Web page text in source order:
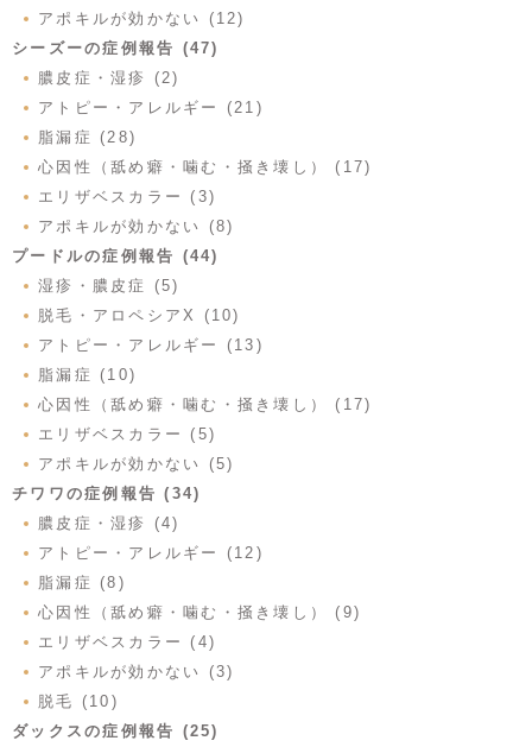
アポキルが効かない (12)
シーズーの症例報告 (47)
膿皮症・湿疹 (2)
アトピー・アレルギー (21)
脂漏症 (28)
心因性（舐め癖・噛む・掻き壊し） (17)
エリザベスカラー (3)
アポキルが効かない (8)
プードルの症例報告 (44)
湿疹・膿皮症 (5)
脱毛・アロペシアX (10)
アトピー・アレルギー (13)
脂漏症 (10)
心因性（舐め癖・噛む・掻き壊し） (17)
エリザベスカラー (5)
アポキルが効かない (5)
チワワの症例報告 (34)
膿皮症・湿疹 (4)
アトピー・アレルギー (12)
脂漏症 (8)
心因性（舐め癖・噛む・掻き壊し） (9)
エリザベスカラー (4)
アポキルが効かない (3)
脱毛 (10)
ダックスの症例報告 (25)